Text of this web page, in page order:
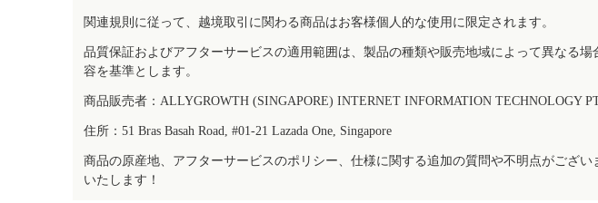
関連規則に従って、越境取引に関わる商品はお客様個人的な使用に限定されます。
品質保証およびアフターサービスの適用範囲は、製品の種類や販売地域によって異なる
容を基準とします。
商品販売者：ALLYGROWTH (SINGAPORE) INTERNET INFORMATION TECHNOLOGY
住所：51 Bras Basah Road, #01-21 Lazada One, Singapore
商品の原産地、アフターサービスのポリシー、仕様に関する追加の質問や不明点がござ
いたします！